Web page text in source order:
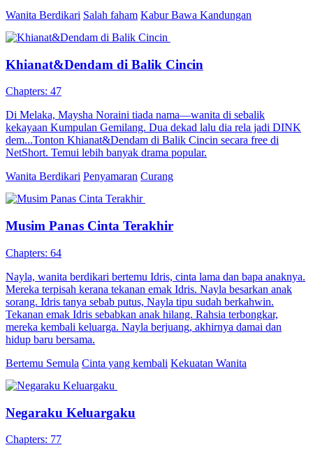
Wanita Berdikari Salah faham Kabur Bawa Kandungan
Khianat&Dendam di Balik Cincin
Chapters: 47
Di Melaka, Maysha Noraini tiada nama—wanita di sebalik
kekayaan Kumpulan Gemilang. Dua dekad lalu dia rela jadi DINK
dem...Tonton Khianat&Dendam di Balik Cincin secara free di
NetShort. Temui lebih banyak drama popular.
Wanita Berdikari Penyamaran Curang
Musim Panas Cinta Terakhir
Chapters: 64
Nayla, wanita berdikari bertemu Idris, cinta lama dan bapa anaknya.
Mereka terpisah kerana tekanan emak Idris. Nayla besarkan anak
sorang. Idris tanya sebab putus, Nayla tipu sudah berkahwin.
Tekanan emak Idris sebabkan anak hilang. Rahsia terbongkar,
mereka kembali keluarga. Nayla berjuang, akhirnya damai dan
hidup baru bersama.
Bertemu Semula Cinta yang kembali Kekuatan Wanita
Negaraku Keluargaku
Chapters: 77